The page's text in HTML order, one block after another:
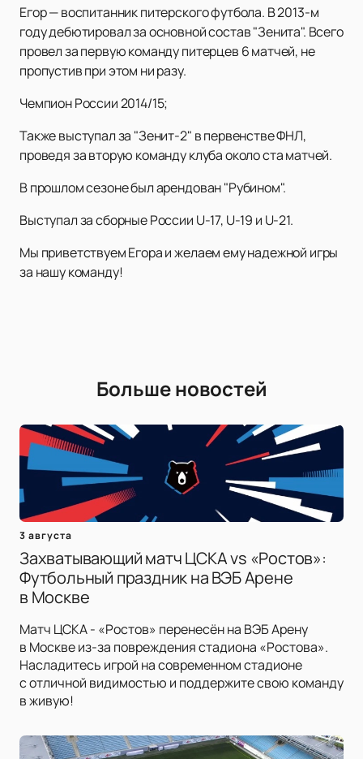
Егор — воспитанник питерского футбола. В 2013-м
году дебютировал за основной состав "Зенита". Всего
провел за первую команду питерцев 6 матчей, не
пропустив при этом ни разу.
Чемпион России 2014/15;
Также выступал за "Зенит-2" в первенстве ФНЛ,
проведя за вторую команду клуба около ста матчей.
В прошлом сезоне был арендован "Рубином".
Выступал за сборные России U-17, U-19 и U-21.
Мы приветствуем Егора и желаем ему надежной игры
за нашу команду!
Больше новостей
3 августа
Захватывающий матч ЦСКА vs «Ростов»:
Футбольный праздник на ВЭБ Арене
в Москве
Матч ЦСКА - «Ростов» перенесён на ВЭБ Арену
в Москве из-за повреждения стадиона «Ростова».
Насладитесь игрой на современном стадионе
с отличной видимостью и поддержите свою команду
в живую!